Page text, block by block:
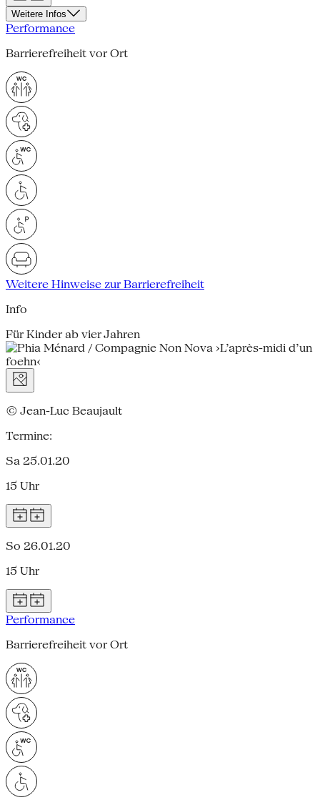
Weitere Infos
Performance
Barrierefreiheit vor Ort
Weitere Hinweise zur Barrierefreiheit
Info
Für Kinder ab vier Jahren
© Jean-Luc Beaujault
Termine:
Sa 25.01.20
15 Uhr
So 26.01.20
15 Uhr
Performance
Barrierefreiheit vor Ort